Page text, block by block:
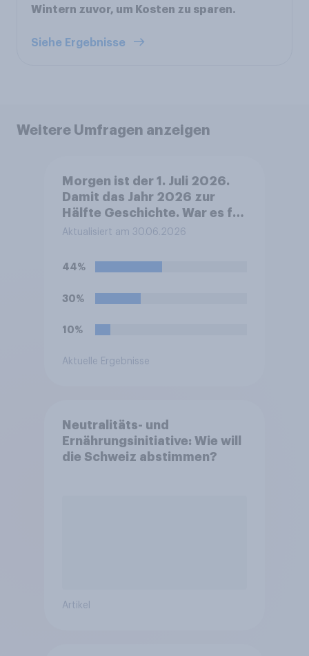
Wintern zuvor, um Kosten zu sparen.
Siehe Ergebnisse
Weitere Umfragen anzeigen
Morgen ist der 1. Juli 2026.
Damit das Jahr 2026 zur
Hälfte Geschichte. War es für
Sie persönlich ein gutes oder
Aktualisiert am 30.06.2026
44%
30%
10%
Aktuelle Ergebnisse
Neutralitäts- und
Ernährungsinitiative: Wie will
die Schweiz abstimmen?
Artikel